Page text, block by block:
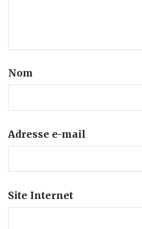
Nom
Adresse e-mail
Site Internet